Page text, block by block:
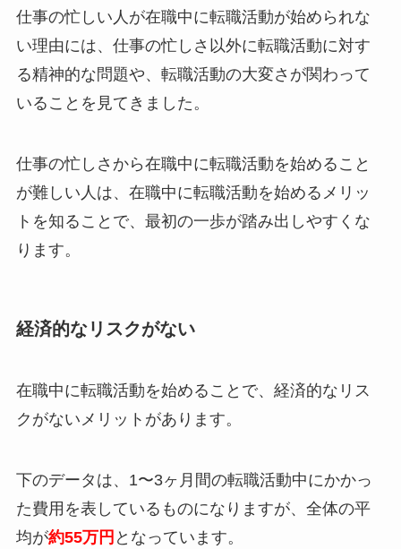
仕事の忙しい人が在職中に転職活動が始められな
い理由には、仕事の忙しさ以外に転職活動に対す
る精神的な問題や、転職活動の大変さが関わって
いることを見てきました。
仕事の忙しさから在職中に転職活動を始めること
が難しい人は、在職中に転職活動を始めるメリッ
トを知ることで、最初の一歩が踏み出しやすくな
ります。
経済的なリスクがない
在職中に転職活動を始めることで、経済的なリス
クがないメリットがあります。
下のデータは、1〜3ヶ月間の転職活動中にかかっ
た費用を表しているものになりますが、全体の平
均が約55万円 となっています。